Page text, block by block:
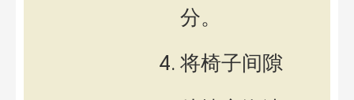
分。
将椅子间隙